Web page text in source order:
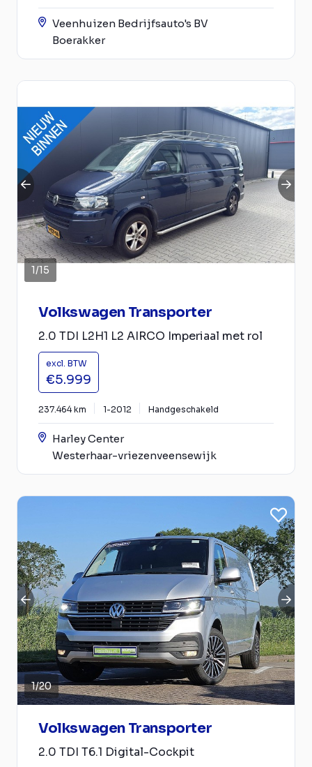
Veenhuizen Bedrijfsauto's BV
Boerakker
1/15
Volkswagen Transporter
2.0 TDI L2H1 L2 AIRCO Imperiaal met rol
excl. BTW
€5.999
237.464 km 1-2012 Handgeschakeld
Harley Center
Westerhaar-vriezenveensewijk
1/20
Volkswagen Transporter
2.0 TDI T6.1 Digital-Cockpit